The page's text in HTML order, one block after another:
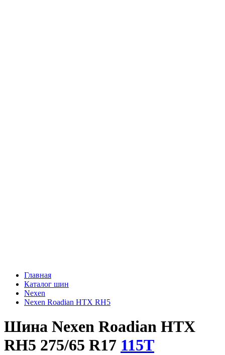
Главная
Каталог шин
Nexen
Nexen Roadian HTX RH5
Шина Nexen Roadian HTX
RH5 275/65 R17 115T